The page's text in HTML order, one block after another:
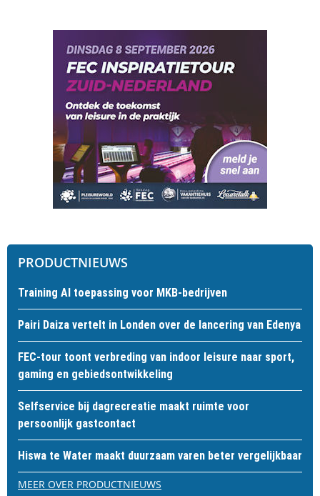
PRODUCTNIEUWS
Training AI toepassing voor MKB-bedrijven
Pairi Daiza vertelt in Londen over de lancering van Edenya
FEC-tour toont verbreding van indoor leisure naar sport,
gaming en gebiedsontwikkeling
Selfservice bij dagrecreatie maakt ruimte voor
persoonlijk gastcontact
Hiswa te Water maakt duurzaam varen beter vergelijkbaar
MEER OVER PRODUCTNIEUWS